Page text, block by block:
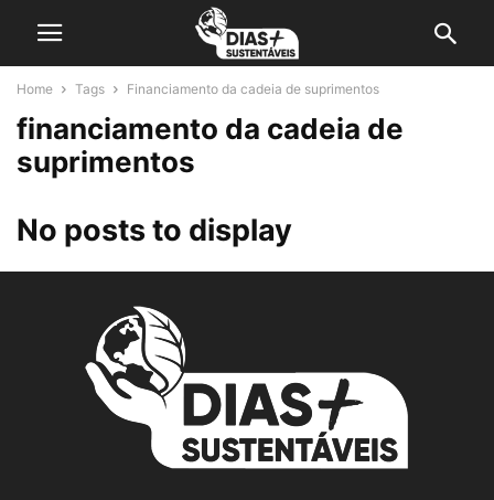
Home Tags Financiamento da cadeia de suprimentos
financiamento da cadeia de
suprimentos
No posts to display